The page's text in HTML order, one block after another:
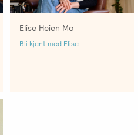
Elise Heien Mo
Bli kjent med Elise